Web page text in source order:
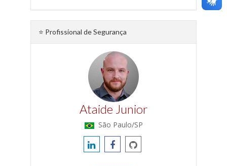
⭐ Profissional de Segurança
Ataide Junior
São Paulo/SP